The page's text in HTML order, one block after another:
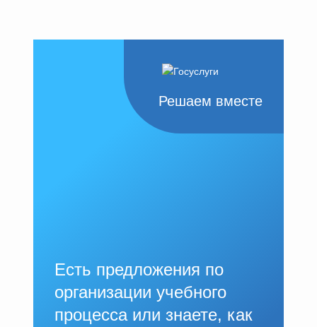
Решаем вместе
Есть предложения по
организации учебного
процесса или знаете, как